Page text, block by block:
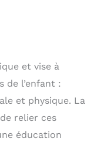
et vise à
de l’enfant :
et physique. La
relier ces
éducation